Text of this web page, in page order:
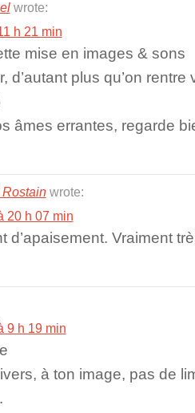
wrote:
h 21 min
mise en images & sons
d’autant plus qu’on
âmes errantes, regarde
wrote:
20 h 07 min
d’apaisement. Vraiment
9 h 19 min
à ton image, pas de